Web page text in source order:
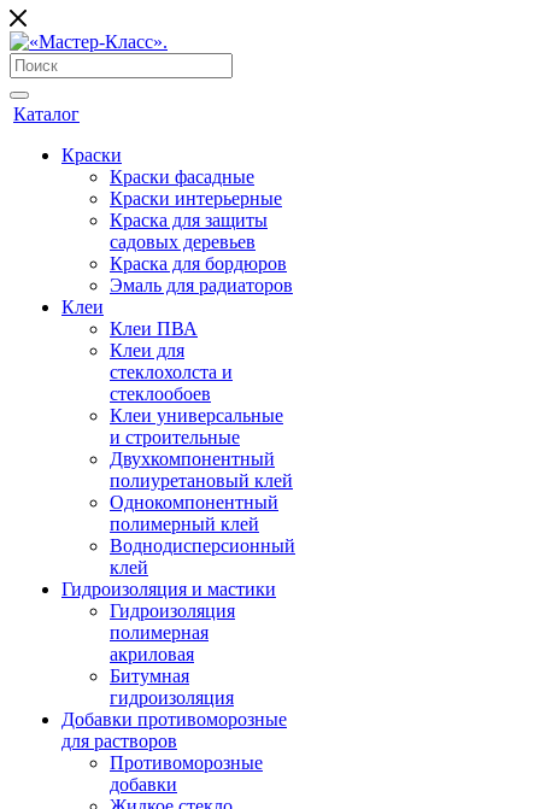
Каталог
Краски
Краски фасадные
Краски интерьерные
Краска для защиты
садовых деревьев
⁠Краска для бордюров
Эмаль для радиаторов
Клеи
Клеи ПВА
Клеи для
стеклохолста и
стеклообоев
Клеи универсальные
и строительные
Двухкомпонентный
полиуретановый клей
Однокомпонентный
полимерный клей
Воднодисперсионный
клей
Гидроизоляция и мастики
Гидроизоляция
полимерная
акриловая
Битумная
гидроизоляция
Добавки противоморозные
для растворов
Противоморозные
добавки